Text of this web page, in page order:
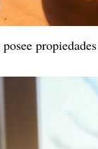
posee